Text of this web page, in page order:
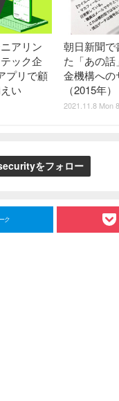
アリン
ック企
プリで顧
い
朝日新聞で
た「あの
金機構への
（2015年
2021.11.8 Mon
をフォロー
ク